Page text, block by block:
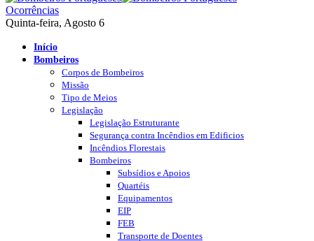
Ocorrências
Quinta-feira, Agosto 6
Início
Bombeiros
Corpos de Bombeiros
Missão
Tipo de Meios
Legislação
Legislação Estruturante
Segurança contra Incêndios em Edificios
Incêndios Florestais
Bombeiros
Subsídios e Apoios
Quartéis
Equipamentos
EIP
FEB
Transporte de Doentes